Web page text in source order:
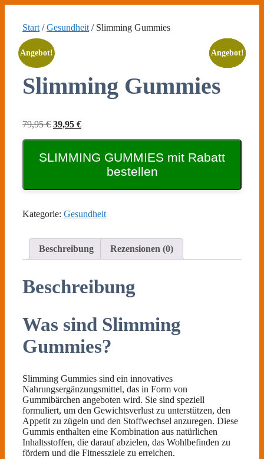
springen
Start /Gesundheit / Slimming Gummies
Angebot!
Slimming Gummies
79,95€ Ursprünglicher
79,95 €
39,95 €Aktueller
39,95 €.
SLIMMING GUMMIES mit Rabatt
bestellen
Kategorie: Gesundheit
Beschreibung Rezensionen (0)
Beschreibung
Was sind Slimming
Gummies?
Slimming Gummies sind ein innovatives
Nahrungsergänzungsmittel, das in Form von
Gummibärchen angeboten wird. Sie sind speziell
formuliert, um den Gewichtsverlust zu unterstützen, den
Appetit zu zügeln und den Stoffwechsel anzuregen. Diese
Gummis enthalten eine Kombination aus natürlichen
Inhaltsstoffen, die darauf abzielen, das Wohlbefinden zu
fördern und die Fitnessziele zu erreichen.
Angebot!
Angebot!
Angebot!